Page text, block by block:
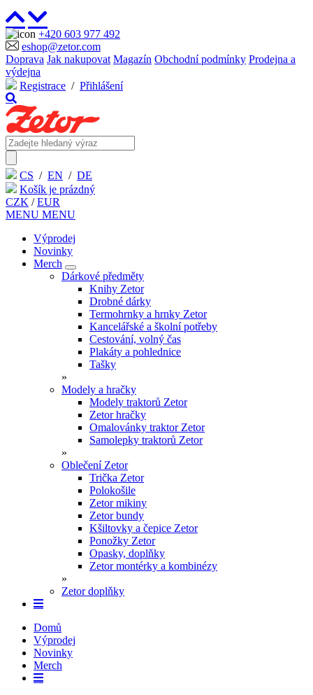
+420 603 977 492
eshop@zetor.com
Doprava Jak nakupovat Magazín Obchodní podmínky Prodejna a
výdejna
Registrace / Přihlášení
CS / EN / DE
Košík je prázdný
CZK /EUR
MENU MENU
Výprodej
Novinky
Merch
Dárkové předměty
Knihy Zetor
Drobné dárky
Termohrnky a hrnky Zetor
Kancelářské a školní potřeby
Cestování, volný čas
Plakáty a pohlednice
Tašky
»
Modely a hračky
Modely traktorů Zetor
Zetor hračky
Omalovánky traktor Zetor
Samolepky traktorů Zetor
»
Oblečení Zetor
Trička Zetor
Polokošile
Zetor mikiny
Zetor bundy
Kšiltovky a čepice Zetor
Ponožky Zetor
Opasky, doplňky
Zetor montérky a kombinézy
»
Zetor doplňky
Domů
Výprodej
Novinky
Merch